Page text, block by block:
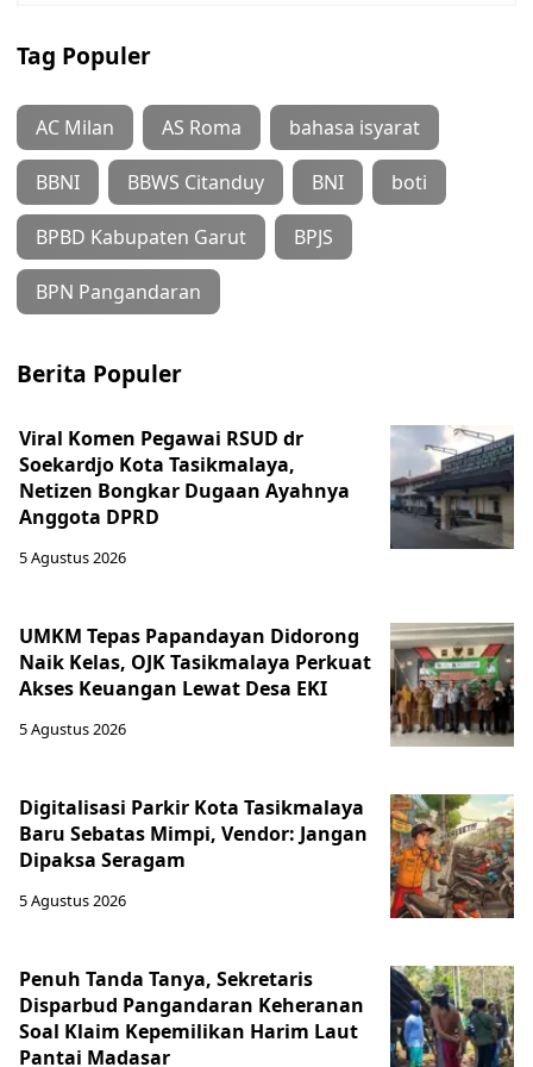
Tag Populer
AC Milan AS Roma bahasa isyarat
BBNI BBWS Citanduy BNI boti
BPBD Kabupaten Garut BPJS
BPN Pangandaran
Berita Populer
Viral Komen Pegawai RSUD dr
Soekardjo Kota Tasikmalaya,
Netizen Bongkar Dugaan Ayahnya
Anggota DPRD
5 Agustus 2026
UMKM Tepas Papandayan Didorong
Naik Kelas, OJK Tasikmalaya Perkuat
Akses Keuangan Lewat Desa EKI
5 Agustus 2026
Digitalisasi Parkir Kota Tasikmalaya
Baru Sebatas Mimpi, Vendor: Jangan
Dipaksa Seragam
5 Agustus 2026
Penuh Tanda Tanya, Sekretaris
Disparbud Pangandaran Keheranan
Soal Klaim Kepemilikan Harim Laut
Pantai Madasar